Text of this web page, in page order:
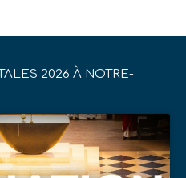
2026 À NOTRE-